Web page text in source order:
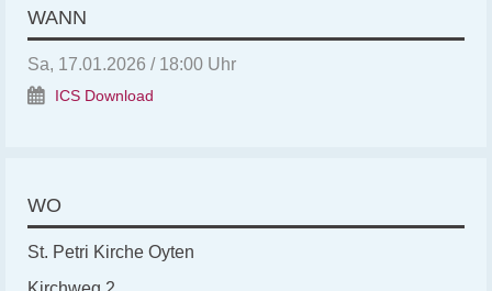
WANN
Sa, 17.01.2026 / 18:00 Uhr
ICS Download
WO
St. Petri Kirche Oyten